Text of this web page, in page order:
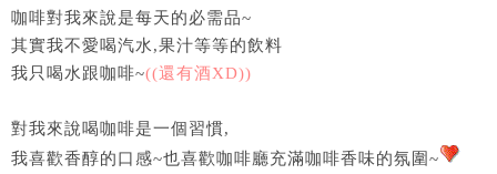
咖啡對我來說是每天的必需品~
其實我不愛喝汽水,果汁等等的飲料
我只喝水跟咖啡~((還有酒XD))
對我來說喝咖啡是一個習慣,
我喜歡香醇的口感~也喜歡咖啡廳充滿咖啡香味的氛圍~